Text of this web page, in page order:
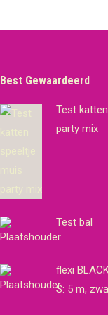
Best Gewaardeerd
Test
party mix
Test bal
flexi
S: 5 m,